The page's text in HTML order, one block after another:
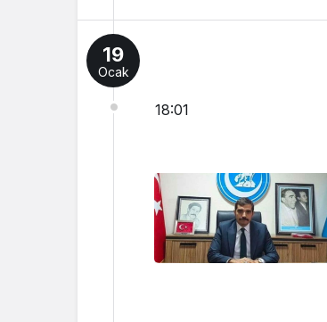
19
Ocak
18:01